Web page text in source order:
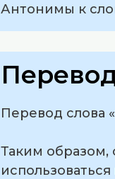
Антонимы к
Перевод слова
Таким образом,